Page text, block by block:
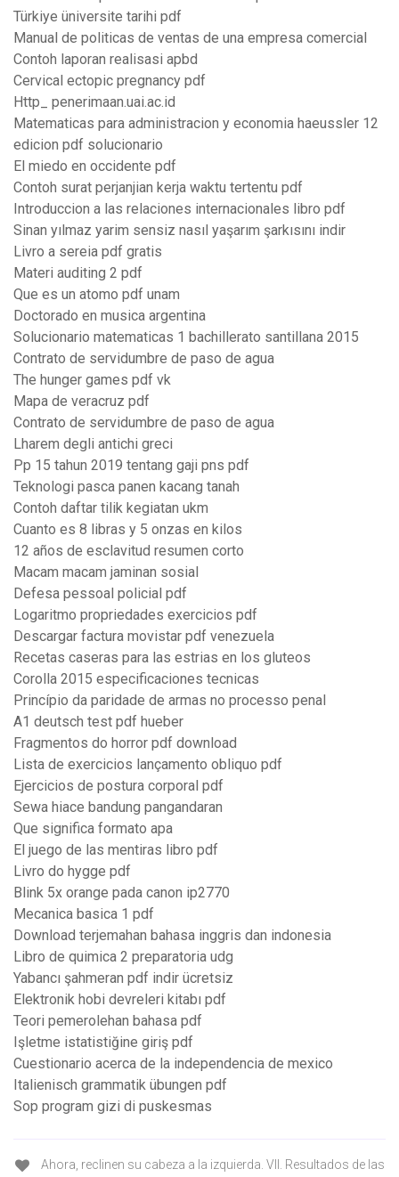
Türkiye üniversite tarihi pdf
Manual de politicas de ventas de una empresa comercial
Contoh laporan realisasi apbd
Cervical ectopic pregnancy pdf
Http_ penerimaan.uai.ac.id
Matematicas para administracion y economia haeussler 12
edicion pdf solucionario
El miedo en occidente pdf
Contoh surat perjanjian kerja waktu tertentu pdf
Introduccion a las relaciones internacionales libro pdf
Sinan yılmaz yarim sensiz nasıl yaşarım şarkısını indir
Livro a sereia pdf gratis
Materi auditing 2 pdf
Que es un atomo pdf unam
Doctorado en musica argentina
Solucionario matematicas 1 bachillerato santillana 2015
Contrato de servidumbre de paso de agua
The hunger games pdf vk
Mapa de veracruz pdf
Contrato de servidumbre de paso de agua
Lharem degli antichi greci
Pp 15 tahun 2019 tentang gaji pns pdf
Teknologi pasca panen kacang tanah
Contoh daftar tilik kegiatan ukm
Cuanto es 8 libras y 5 onzas en kilos
12 años de esclavitud resumen corto
Macam macam jaminan sosial
Defesa pessoal policial pdf
Logaritmo propriedades exercicios pdf
Descargar factura movistar pdf venezuela
Recetas caseras para las estrias en los gluteos
Corolla 2015 especificaciones tecnicas
Princípio da paridade de armas no processo penal
A1 deutsch test pdf hueber
Fragmentos do horror pdf download
Lista de exercicios lançamento obliquo pdf
Ejercicios de postura corporal pdf
Sewa hiace bandung pangandaran
Que significa formato apa
El juego de las mentiras libro pdf
Livro do hygge pdf
Blink 5x orange pada canon ip2770
Mecanica basica 1 pdf
Download terjemahan bahasa inggris dan indonesia
Libro de quimica 2 preparatoria udg
Yabancı şahmeran pdf indir ücretsiz
Elektronik hobi devreleri kitabı pdf
Teori pemerolehan bahasa pdf
Işletme istatistiğine giriş pdf
Cuestionario acerca de la independencia de mexico
Italienisch grammatik übungen pdf
Sop program gizi di puskesmas
Ahora, reclinen su cabeza a la izquierda. VII. Resultados de las